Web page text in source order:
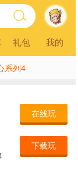
礼包 我的
系列4
在线玩
下载玩